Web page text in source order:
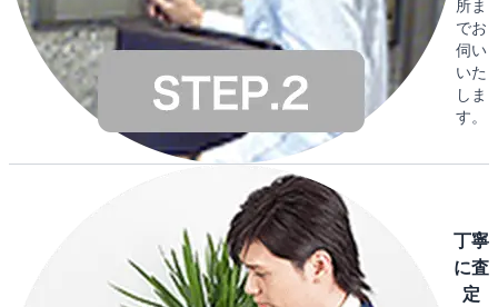
所ま
でお
伺い
いた
しま
す。
丁寧
に査
定